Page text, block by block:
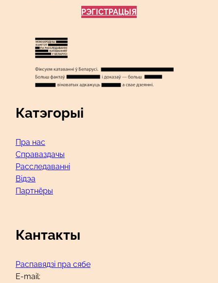
РЭГІСТРАЦЫЯ
Катэгорыі
Пра нас
Справаздачы
Расследаванні
Відэа
Партнёры
Кантакты
Распавядзі пра сябе
E-mail: